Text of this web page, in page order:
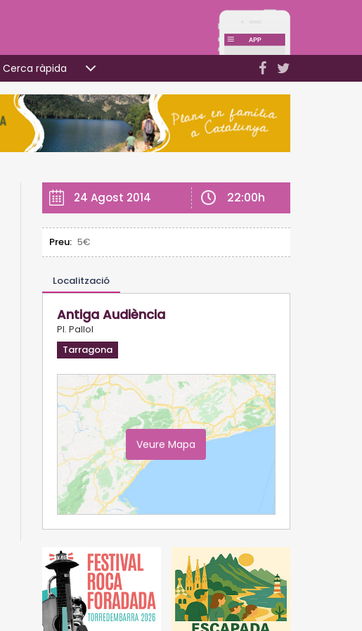
Cerca ràpida
24 Agost 2014 22:00h
Preu: 5€
Localització
Antiga Audiència
Pl. Pallol
Tarragona
Veure Mapa